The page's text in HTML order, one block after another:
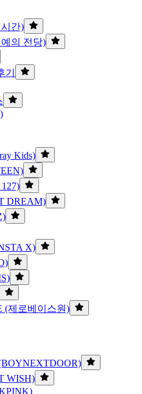
간)
의 전당)
기
Kids)
DREAM)
X)
(제로베이스원)
WISH)